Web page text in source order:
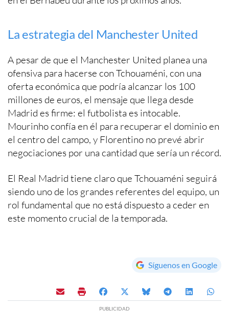
La estrategia del Manchester United
A pesar de que el Manchester United planea una
ofensiva para hacerse con Tchouaméni, con una
oferta económica que podría alcanzar los 100
millones de euros, el mensaje que llega desde
Madrid es firme: el futbolista es intocable.
Mourinho confía en él para recuperar el dominio en
el centro del campo, y Florentino no prevé abrir
negociaciones por una cantidad que sería un récord.
El Real Madrid tiene claro que Tchouaméni seguirá
siendo uno de los grandes referentes del equipo, un
rol fundamental que no está dispuesto a ceder en
este momento crucial de la temporada.
Síguenos en Google